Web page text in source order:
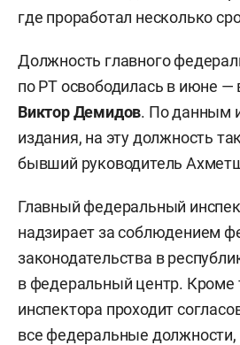
где проработал несколько
Должность главного
по РТ освободилась в июне —
Виктор Демидов. По данным
издания, на эту должность
бывший руководитель
Главный федеральный
надзирает за соблюдением
законодательства в
в федеральный центр. Кроме
инспектора проходит
все федеральные